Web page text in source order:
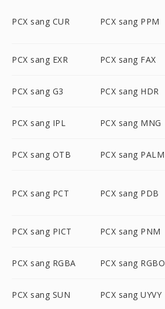
PCX sang CUR PCX sang PPM
PCX sang EXR PCX sang FAX
PCX sang G3 PCX sang HDR
PCX sang IPL PCX sang MNG
PCX sang OTB PCX sang PALM
PCX sang PCT PCX sang PDB
PCX sang PICT PCX sang PNM
PCX sang RGBA PCX sang RGBO
PCX sang SUN PCX sang UYVY